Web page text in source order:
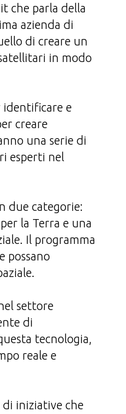
che parla della
azienda di
di creare un
in modo
identificare e
creare
una serie di
esperti nel
due categorie:
la Terra e una
Il programma
possano
settore
di
tecnologia,
reale e
di iniziative che